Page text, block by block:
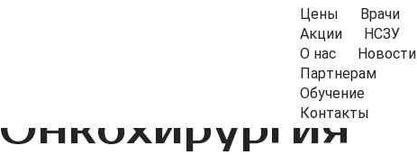
Цены
Врачи
Акции
НСЗУ
О нас
Новости
Партнерам
Обучение
Контакты
Онкохирургия